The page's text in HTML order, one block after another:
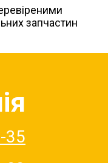
запчастин
35